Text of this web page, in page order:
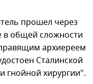
прошел через
в общей сложности
архиереем
Сталинской
гнойной хирургии".